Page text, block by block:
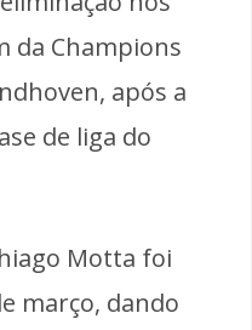
da Champions
após a
de liga do
Motta foi
março, dando